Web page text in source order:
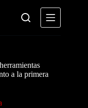
a la primera